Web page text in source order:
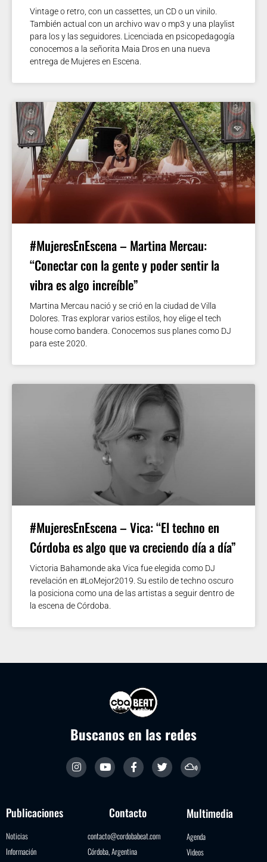
Vintage o retro, con un cassettes, un CD o un vinilo.
También actual con un archivo wav o mp3 y una playlist
para los y las seguidores. Licenciada en psicopedagogía
conocemos a la señorita Maia Dros en una nueva
entrega de Mujeres en Escena.
#MujeresEnEscena – Martina Mercau:
“Conectar con la gente y poder sentir la
vibra es algo increíble”
Martina Mercau nació y se crió en la ciudad de Villa
Dolores. Tras explorar varios estilos, hoy elige el tech
house como bandera. Conocemos sus planes como DJ
para este 2020.
#MujeresEnEscena – Vica: “El techno en
Córdoba es algo que va creciendo día a día”
Victoria Bahamonde aka Vica fue elegida como DJ
revelación en #LoMejor2019. Su estilo de techno oscuro
la posiciona como una de las artistas a seguir dentro de
la escena de Córdoba.
Buscanos en las redes
Publicaciones
Noticias
Información
Contacto
contacto@cordobabeat.com
Córdoba, Argentina
Multimedia
Agenda
Videos